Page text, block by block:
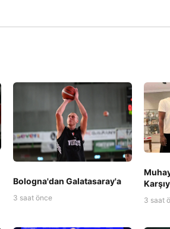
Bologna'dan Galatasaray'a
3 saat önce 3 saat